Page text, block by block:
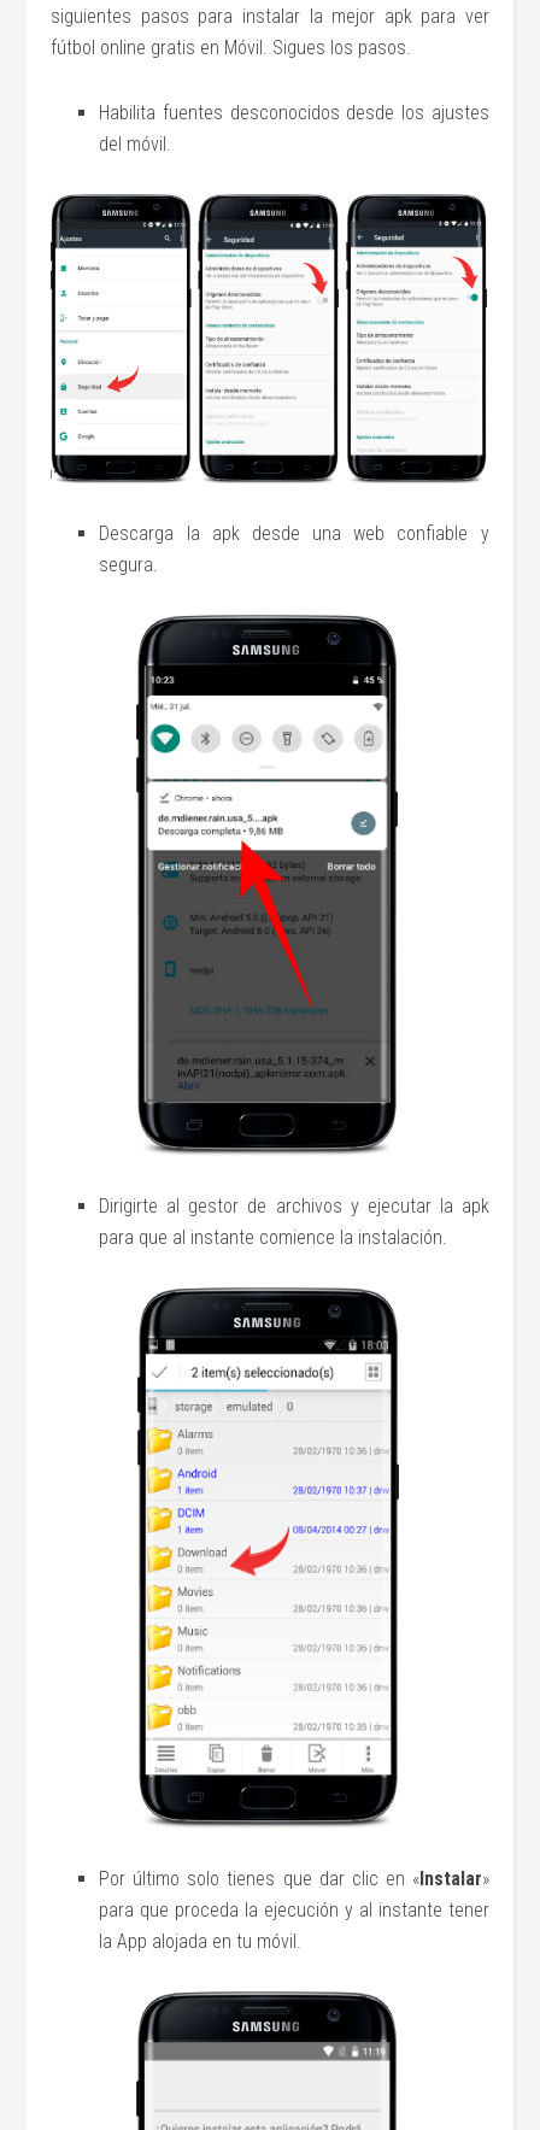
siguientes pasos para instalar la mejor apk para ver
fútbol online gratis en Móvil. Sigues los pasos.
Habilita fuentes desconocidos desde los ajustes
del móvil.
Descarga la apk desde una web confiable y
segura.
Dirigirte al gestor de archivos y ejecutar la apk
para que al instante comience la instalación.
Por último solo tienes que dar clic en «Instalar»
para que proceda la ejecución y al instante tener
la App alojada en tu móvil.